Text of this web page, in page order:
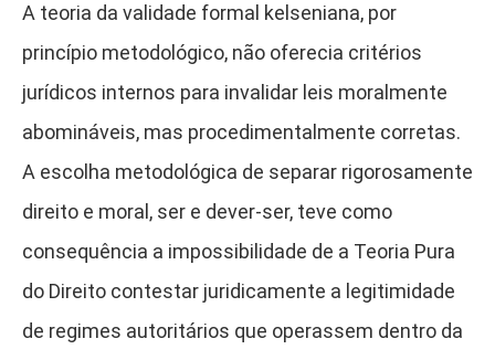
A teoria da validade formal kelseniana, por
princípio metodológico, não oferecia critérios
jurídicos internos para invalidar leis moralmente
abomináveis, mas procedimentalmente corretas.
A escolha metodológica de separar rigorosamente
direito e moral, ser e dever-ser, teve como
consequência a impossibilidade de a Teoria Pura
do Direito contestar juridicamente a legitimidade
de regimes autoritários que operassem dentro da